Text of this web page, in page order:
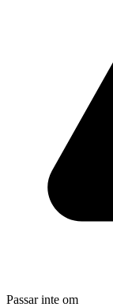
Passar inte om